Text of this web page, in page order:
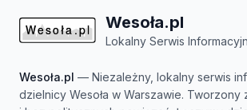
Wesoła.pl
Lokalny Serwis
Wesoła.pl — Niezależny, lokalny serwis
dzielnicy Wesoła w Warszawie. Tworzony